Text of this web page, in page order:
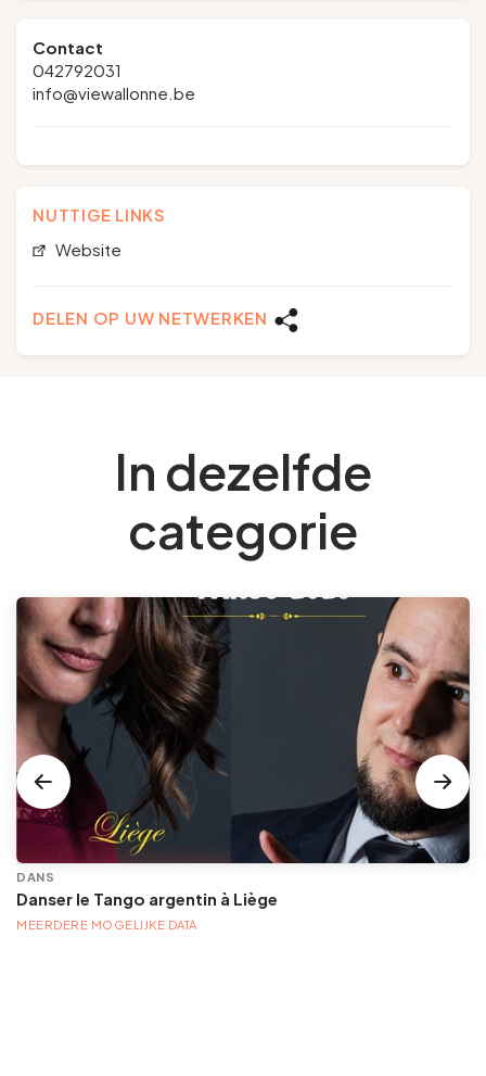
Contact
042792031
info@viewallonne.be
NUTTIGE LINKS
Website
DELEN OP UW NETWERKEN
In dezelfde
categorie
DANS
Danser le Tango argentin à Liège
MEERDERE MOGELIJKE DATA